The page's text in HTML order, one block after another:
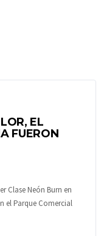
EL
FUERON
Clase Neón Burn en
el Parque Comercial